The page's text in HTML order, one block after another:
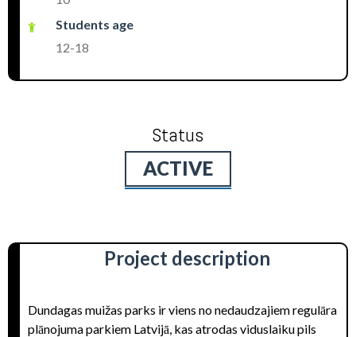
Students age
12-18
Status
ACTIVE
Project description
Dundagas muižas parks ir viens no nedaudzajiem regulāra
plānojuma parkiem Latvijā, kas atrodas viduslaiku pils